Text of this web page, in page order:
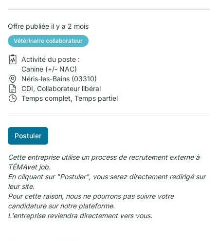
Offre publiée il y a 2 mois
Vétérinaire collaborateur
Activité du poste :
Canine (+/- NAC)
Néris-les-Bains (03310)
CDI, Collaborateur libéral
Temps complet, Temps partiel
Postuler
Cette entreprise utilise un process de recrutement externe à
TÉMAvet job.
En cliquant sur "Postuler", vous serez directement redirigé sur
leur site.
Pour cette raison, nous ne pourrons pas suivre votre
candidature sur notre plateforme.
L'entreprise reviendra directement vers vous.